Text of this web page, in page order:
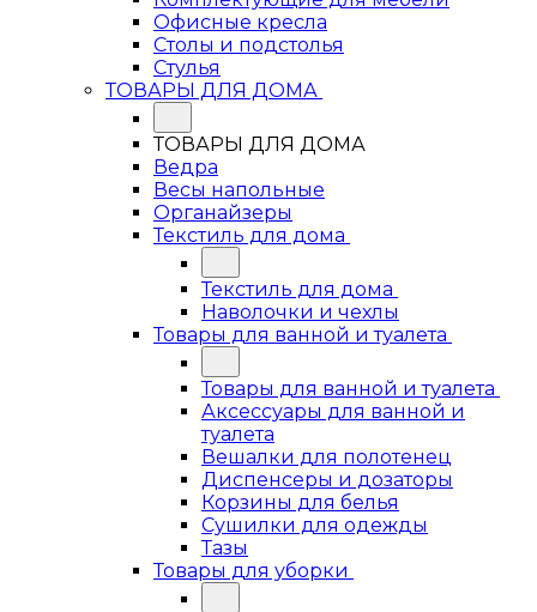
Офисные кресла
Столы и подстолья
Стулья
ТОВАРЫ ДЛЯ ДОМА
ТОВАРЫ ДЛЯ ДОМА
Ведра
Весы напольные
Органайзеры
Текстиль для дома
Текстиль для дома
Наволочки и чехлы
Товары для ванной и туалета
Товары для ванной и туалета
Аксессуары для ванной и
туалета
Вешалки для полотенец
Диспенсеры и дозаторы
Корзины для белья
Сушилки для одежды
Тазы
Товары для уборки